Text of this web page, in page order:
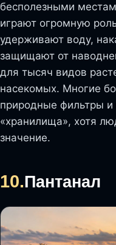
бесполезными
играют огромную
удерживают воду,
защищают от
для тысяч видов
насекомых. Многие
природные фильтры и
«хранилища», хотя
значение.
10.Пантанал